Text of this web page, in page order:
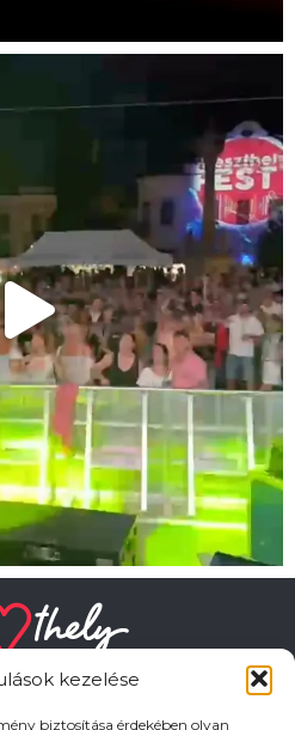
kezelése
biztosítása érdekében olyan